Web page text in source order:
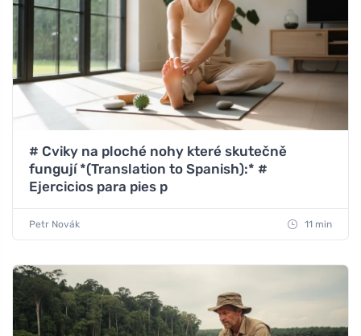
# Cviky na ploché nohy které skutečně
fungují *(Translation to Spanish):* #
Ejercicios para pies p
Petr Novák 11 min